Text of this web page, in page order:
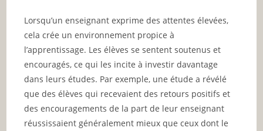
Lorsqu’un enseignant exprime des attentes élevées,
cela crée un environnement propice à
l’apprentissage. Les élèves se sentent soutenus et
encouragés, ce qui les incite à investir davantage
dans leurs études. Par exemple, une étude a révélé
que des élèves qui recevaient des retours positifs et
des encouragements de la part de leur enseignant
réussissaient généralement mieux que ceux dont le